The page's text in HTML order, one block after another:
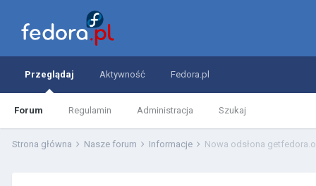
Przeglądaj
Forum Regulamin Administracja Szukaj
Aktywność Fedora.pl
Strona główna Nasze forum Informacje Nowa odsłona